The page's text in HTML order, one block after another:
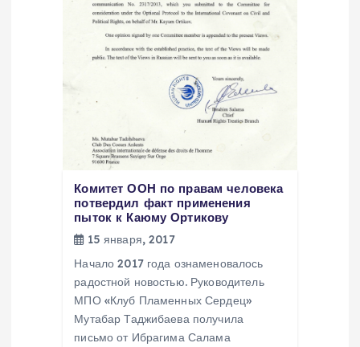
Комитет ООН по правам человека
потвердил факт применения
пыток к Каюму Ортикову
15 января, 2017
Начало 2017 года ознаменовалось
радостной новостью. Руководитель
МПО «Клуб Пламенных Сердец»
Мутабар Таджибаева получила
письмо от Ибрагима Салама